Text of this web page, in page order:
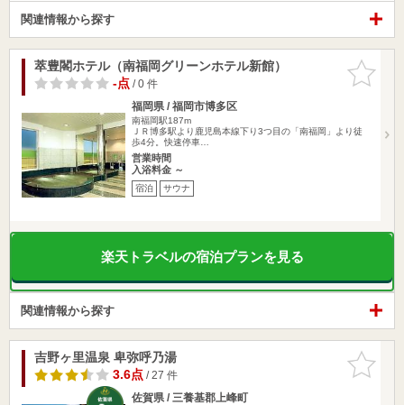
関連情報から探す
お気に入
りに追加
萃豊閣ホテル（南福岡グリーンホテル新館）
-点/ 0 件
福岡県 / 福岡市博多区
南福岡駅187m
ＪＲ博多駅より鹿児島本線下り3つ目の「南福岡」より徒
歩4分。快速停車…
営業時間
入浴料金 ～
宿泊 サウナ
楽天トラベルの宿泊プランを見る
関連情報から探す
お気に入
りに追加
吉野ヶ里温泉 卑弥呼乃湯
3.6点/ 27 件
佐賀県 / 三養基郡上峰町